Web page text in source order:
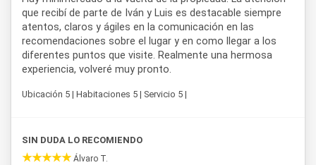
que recibí de parte de Iván y Luis es destacable siempre
atentos, claros y ágiles en la comunicación en las
recomendaciones sobre el lugar y en como llegar a los
diferentes puntos que visite. Realmente una hermosa
experiencia, volveré muy pronto.
Ubicación 5 | Habitaciones 5 | Servicio 5 |
SIN DUDA LO RECOMIENDO
Álvaro T.